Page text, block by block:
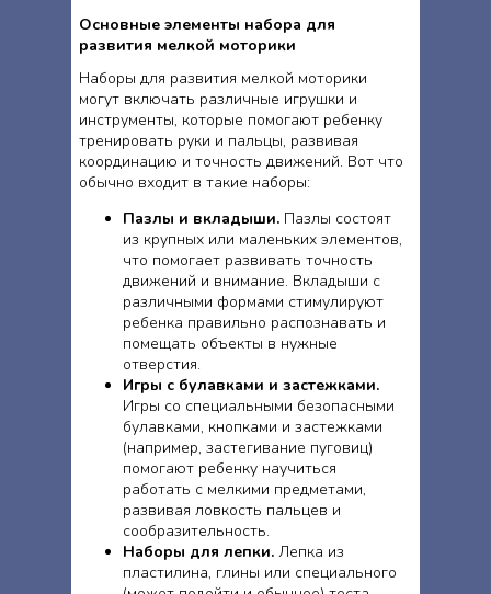
Основные элементы набора для
развития мелкой моторики
Наборы для развития мелкой моторики
могут включать различные игрушки и
инструменты, которые помогают ребенку
тренировать руки и пальцы, развивая
координацию и точность движений. Вот что
обычно входит в такие наборы:
Пазлы и вкладыши. Пазлы состоят
из крупных или маленьких элементов,
что помогает развивать точность
движений и внимание. Вкладыши с
различными формами стимулируют
ребенка правильно распознавать и
помещать объекты в нужные
отверстия.
Игры с булавками и застежками.
Игры со специальными безопасными
булавками, кнопками и застежками
(например, застегивание пуговиц)
помогают ребенку научиться
работать с мелкими предметами,
развивая ловкость пальцев и
сообразительность.
Наборы для лепки. Лепка из
пластилина, глины или специального